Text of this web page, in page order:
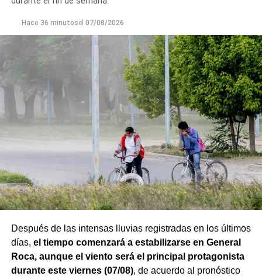
Durante el procedimiento, el personal encontró el teléfono
celular que permanecía desaparecido, oculto en el
acceso a la vivienda. El aparato fue reconocido por la
víctima, quien presentó la documentación
correspondiente para acreditar su propiedad. Además,
también
fue hallada la bolsa con el dinero en efectivo
denunciado como robado.
Hace 36 minutosel 07/08/2026
Después de las intensas lluvias registradas en los últimos
días, el tiempo comenzará a estabilizarse en General
Roca, aunque el viento será el principal protagonista
durante este viernes (07/08), de acuerdo al pronóstico